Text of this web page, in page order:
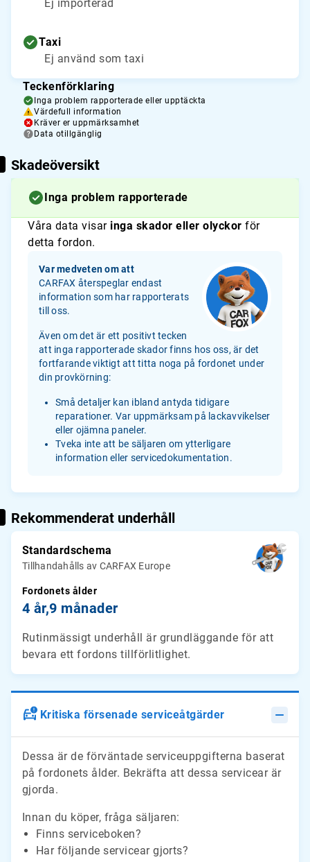
Ej importerad
Taxi
Ej använd som taxi
Teckenförklaring
Inga problem rapporterade eller upptäckta
Värdefull information
Kräver er uppmärksamhet
Data otillgänglig
Skadeöversikt
Inga problem rapporterade
Våra data visar inga skador eller olyckor för
detta fordon.
Var medveten om att
CARFAX återspeglar endast
information som har rapporterats
till oss.
Även om det är ett positivt tecken
att inga rapporterade skador finns hos oss, är det
fortfarande viktigt att titta noga på fordonet under
din provkörning:
Små detaljer kan ibland antyda tidigare
reparationer. Var uppmärksam på lackavvikelser
eller ojämna paneler.
Tveka inte att be säljaren om ytterligare
information eller servicedokumentation.
Rekommenderat underhåll
Standardschema
Tillhandahålls av CARFAX Europe
Fordonets ålder
4 år,9 månader
Rutinmässigt underhåll är grundläggande för att
bevara ett fordons tillförlitlighet.
Kritiska försenade serviceåtgärder
Dessa är de förväntade serviceuppgifterna baserat
på fordonets ålder. Bekräfta att dessa servicear är
gjorda.
Innan du köper, fråga säljaren:
Finns serviceboken?
Har följande servicear gjorts?